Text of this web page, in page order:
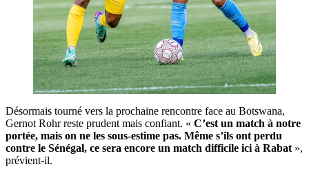
Désormais tourné vers la prochaine rencontre face au Botswana,
Gernot Rohr reste prudent mais confiant. « C’est un match à notre
portée, mais on ne les sous-estime pas. Même s’ils ont perdu
contre le Sénégal, ce sera encore un match difficile ici à Rabat »,
prévient-il.